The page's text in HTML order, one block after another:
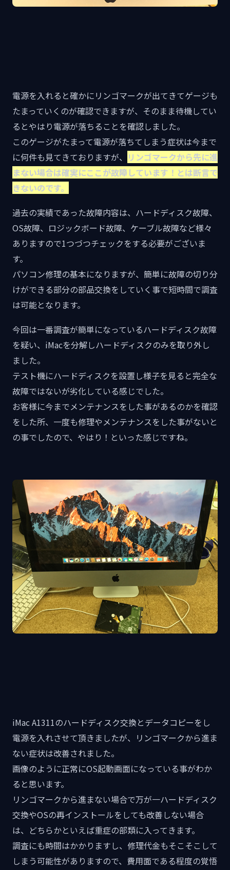
電源を入れると確かにリンゴマークが出てきてゲージも
たまっていくのが確認できますが、そのまま待機してい
るとやはり電源が落ちることを確認しました。
このゲージがたまって電源が落ちてしまう症状は今まで
に何件も見てきておりますが、 リンゴマークから先に進
まない場合は確実にここが故障しています！とは断言で
きないのです。
過去の実績であった故障内容は、ハードディスク故障、
OS故障、ロジックボード故障、ケーブル故障など様々
ありますので1つづつチェックをする必要がございま
す。
パソコン修理の基本になりますが、簡単に故障の切り分
けができる部分の部品交換をしていく事で短時間で調査
は可能となります。
今回は一番調査が簡単になっているハードディスク故障
を疑い、iMacを分解しハードディスクのみを取り外し
ました。
テスト機にハードディスクを設置し様子を見ると完全な
故障ではないが劣化している感じでした。
お客様に今までメンテナンスをした事があるのかを確認
をした所、一度も修理やメンテナンスをした事がないと
の事でしたので、やはり！といった感じですね。
iMac A1311のハードディスク交換とデータコピーをし
電源を入れさせて頂きましたが、リンゴマークから進ま
ない症状は改善されました。
画像のように正常にOS起動画面になっている事がわか
ると思います。
リンゴマークから進まない場合で万が一ハードディスク
交換やOSの再インストールをしても改善しない場合
は、どちらかといえば重症の部類に入ってきます。
調査にも時間はかかりますし、修理代金もそこそこして
しまう可能性がありますので、費用面である程度の覚悟